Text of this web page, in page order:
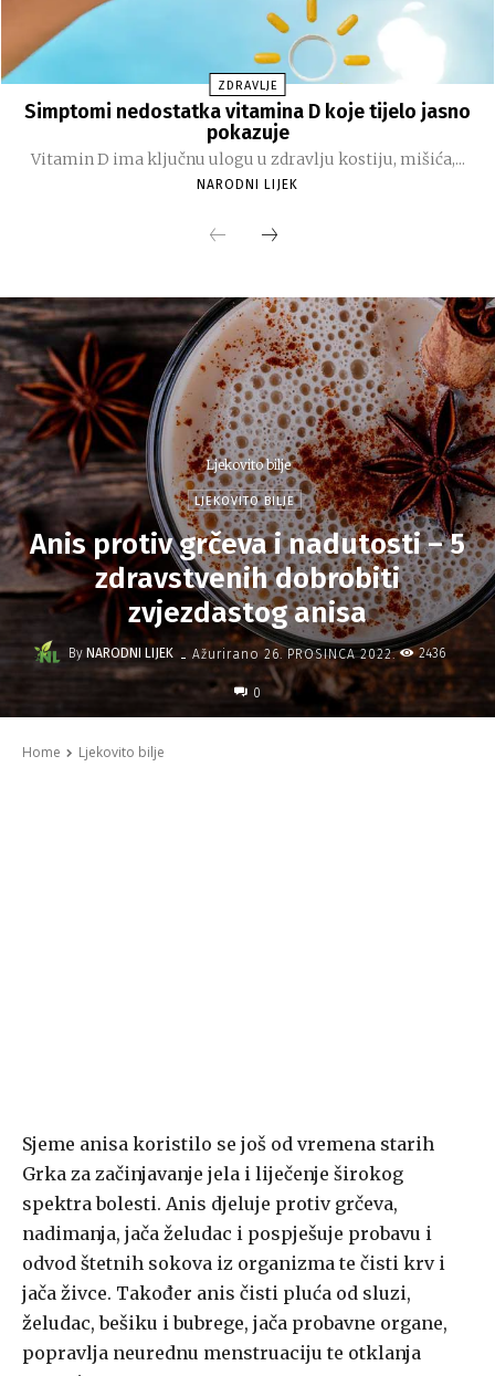
ZDRAVLJE
Simptomi nedostatka vitamina D koje tijelo jasno
pokazuje
Vitamin D ima ključnu ulogu u zdravlju kostiju, mišića,...
NARODNI LIJEK